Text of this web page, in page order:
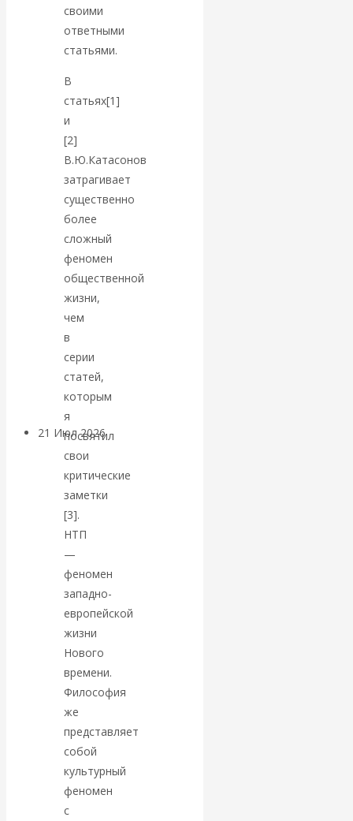
Валентин
КАтасонов.
Парадоксы
денежной
системы России.
Комментарий к
последним
данным
Центробанка о
наличной
денежной массе
21 Июл 2026Комментарии,
интервью и беседы
ВАлентин
Катасонов.
Воздушные
коридоры:
«Паутина-2»
провалилась, но
маршруты в
небе никуда не
делись
своими
ответными
статьями.
В
статьях[1]
и
[2]
В.Ю.Катасонов
затрагивает
существенно
более
сложный
феномен
общественной
жизни,
чем
в
серии
статей,
которым
я
посвятил
свои
критические
заметки
[3].
НТП
—
феномен
западно-
европейской
жизни
Нового
времени.
Философия
же
представляет
собой
культурный
феномен
с